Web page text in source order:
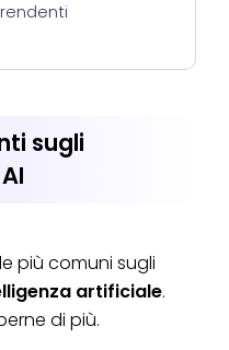
sugli
più comuni sugli
artificiale.
di più.